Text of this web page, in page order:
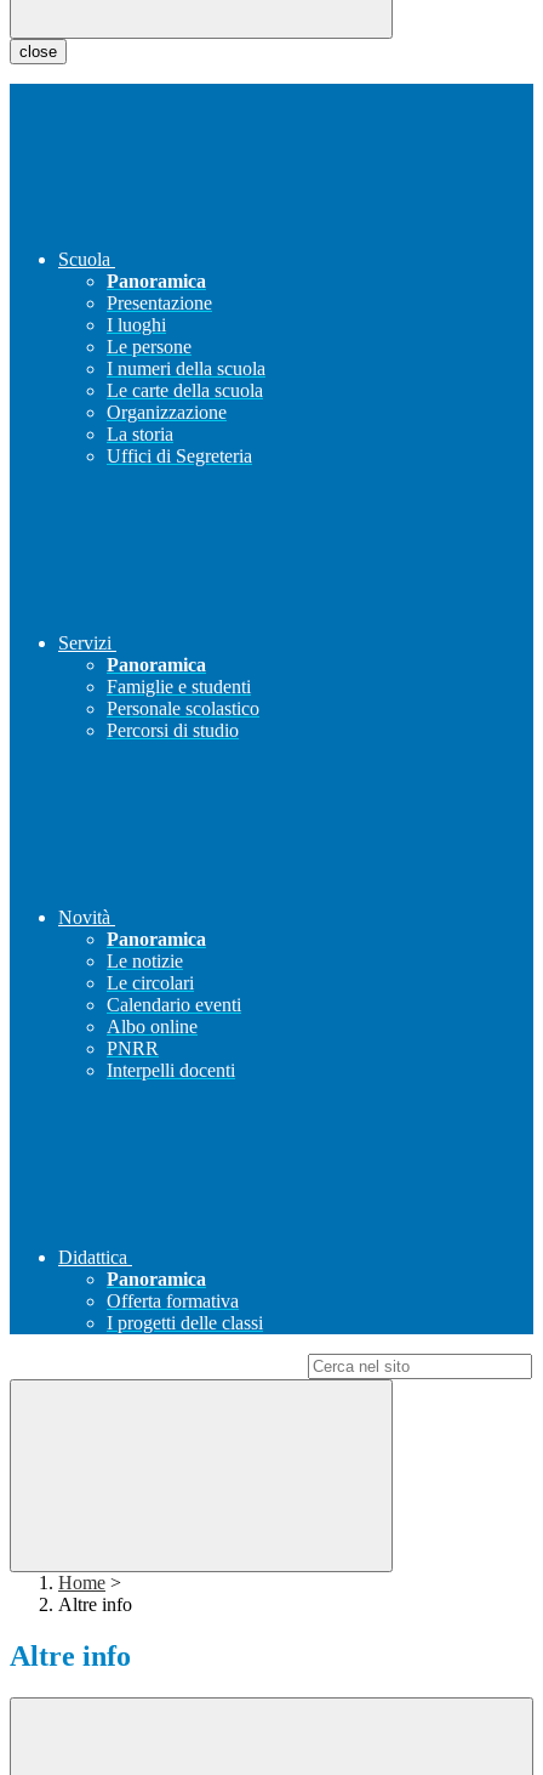
close
Scuola
Panoramica
Presentazione
I luoghi
Le persone
I numeri della scuola
Le carte della scuola
Organizzazione
La storia
Uffici di Segreteria
Servizi
Panoramica
Famiglie e studenti
Personale scolastico
Percorsi di studio
Novità
Panoramica
Le notizie
Le circolari
Calendario eventi
Albo online
PNRR
Interpelli docenti
Didattica
Panoramica
Offerta formativa
I progetti delle classi
Home >
Altre info
Altre info